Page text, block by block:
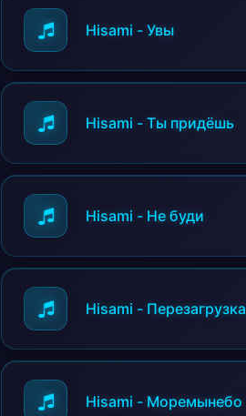
Hisami - Увы
Hisami - Ты придёшь
Hisami - Не буди
Hisami - Перезагрузка
Hisami - Моремынебо